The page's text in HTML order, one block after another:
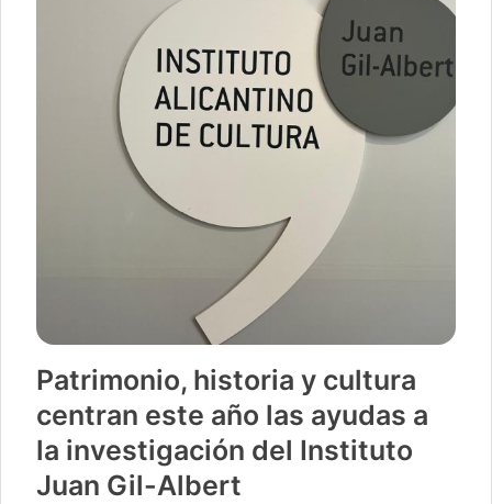
Patrimonio, historia y cultura
centran este año las ayudas a
la investigación del Instituto
Juan Gil-Albert